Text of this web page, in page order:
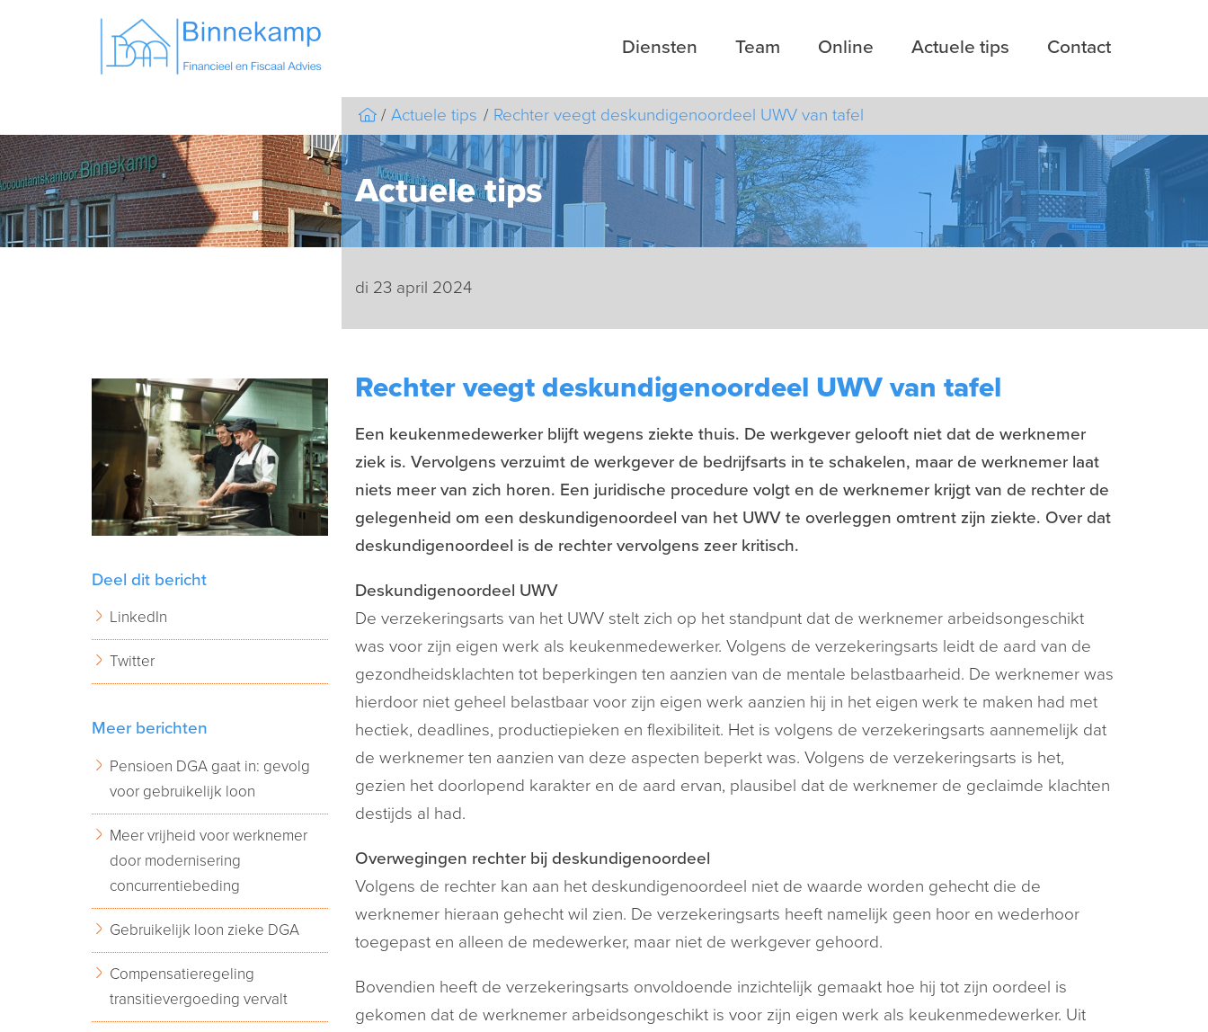
Diensten Team Online Actuele tips Contact
Actuele tips Rechter veegt deskundigenoordeel UWV van tafel
Actuele tips
di 23 april 2024
Rechter veegt deskundigenoordeel UWV van tafel
Een keukenmedewerker blijft wegens ziekte thuis. De werkgever gelooft niet dat de werknemer
ziek is. Vervolgens verzuimt de werkgever de bedrijfsarts in te schakelen, maar de werknemer laat
niets meer van zich horen. Een juridische procedure volgt en de werknemer krijgt van de rechter de
gelegenheid om een deskundigenoordeel van het UWV te overleggen omtrent zijn ziekte. Over dat
deskundigenoordeel is de rechter vervolgens zeer kritisch.
Deskundigenoordeel UWV
De verzekeringsarts van het UWV stelt zich op het standpunt dat de werknemer arbeidsongeschikt
was voor zijn eigen werk als keukenmedewerker. Volgens de verzekeringsarts leidt de aard van de
gezondheidsklachten tot beperkingen ten aanzien van de mentale belastbaarheid. De werknemer was
hierdoor niet geheel belastbaar voor zijn eigen werk aanzien hij in het eigen werk te maken had met
hectiek, deadlines, productiepieken en flexibiliteit. Het is volgens de verzekeringsarts aannemelijk dat
de werknemer ten aanzien van deze aspecten beperkt was. Volgens de verzekeringsarts is het,
gezien het doorlopend karakter en de aard ervan, plausibel dat de werknemer de geclaimde klachten
destijds al had.
Overwegingen rechter bij deskundigenoordeel
Volgens de rechter kan aan het deskundigenoordeel niet de waarde worden gehecht die de
werknemer hieraan gehecht wil zien. De verzekeringsarts heeft namelijk geen hoor en wederhoor
toegepast en alleen de medewerker, maar niet de werkgever gehoord.
Bovendien heeft de verzekeringsarts onvoldoende inzichtelijk gemaakt hoe hij tot zijn oordeel is
gekomen dat de werknemer arbeidsongeschikt is voor zijn eigen werk als keukenmedewerker. Uit
Deel dit bericht
LinkedIn
Twitter
Meer berichten
Pensioen DGA gaat in: gevolg
voor gebruikelijk loon
Meer vrijheid voor werknemer
door modernisering
concurrentiebeding
Gebruikelijk loon zieke DGA
Compensatieregeling
transitievergoeding vervalt